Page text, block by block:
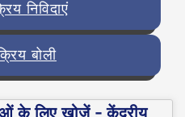
निविदाएं
बोली
के लिए खोजें - केंद्रीय